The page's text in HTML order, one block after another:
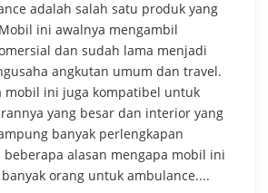
adalah salah satu produk yang
ini awalnya mengambil
dan sudah lama menjadi
angkutan umum dan travel.
mobil ini juga kompatibel untuk
yang besar dan interior yang
banyak perlengkapan
beberapa alasan mengapa mobil ini
orang untuk ambulance....